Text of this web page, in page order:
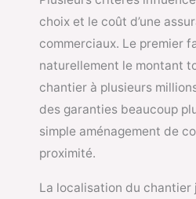
choix et le coût d’une
commerciaux. Le premier
naturellement le montant
chantier à plusieurs
des garanties beaucoup
simple aménagement de
proximité.
La localisation du chantier